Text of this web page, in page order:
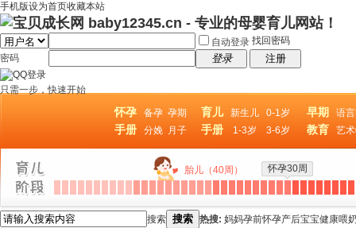
手机版设为首页收藏本站
自动登录 找回密码
密码
登录 注册
只需一步，快速开始
怀孕
手册
备孕 孕期
分娩 月子
育儿
手册
新生儿
0-1岁
1-3岁
3-6岁
早期
教育
语
艺
胎儿（40周） 怀孕30周
搜索 搜索 热搜: 妈妈孕前怀孕产后宝宝健康喂